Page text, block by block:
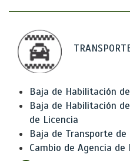
Baja de Habilitación
Baja de Habilitación
de Licencia
Baja de Transporte de
Cambio de Agencia de